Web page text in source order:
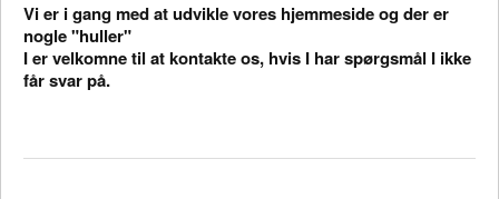
Vi er i gang med at udvikle vores hjemmeside og der er
nogle "huller"
I er velkomne til at kontakte os, hvis I har spørgsmål I ikke
får svar på.